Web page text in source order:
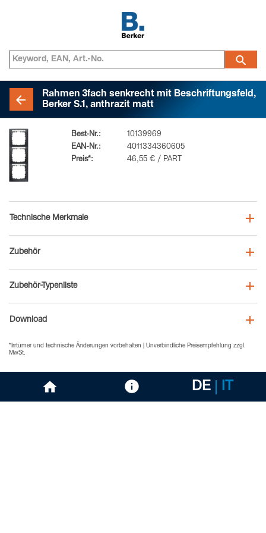
Rahmen 3fach senkrecht mit Beschriftungsfeld,
Berker S.1, anthrazit matt
Best-Nr.:
10139969
EAN-Nr.:
4011334360605
Preis*:
46,55 € / PART
Technische Merkmale
Zubehör
Zubehör-Typenliste
Download
*Irrtümer und technische Änderungen vorbehalten | Unverbindliche Preisempfehlung zzgl.
MwSt.
DE IT